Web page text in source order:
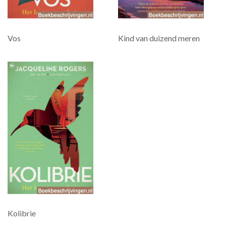
Vos Kind van duizend meren
Kolibrie